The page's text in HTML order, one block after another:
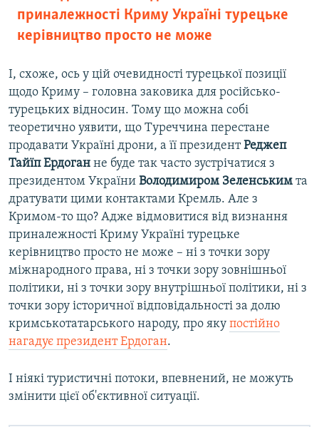
приналежності Криму Україні турецьке
керівництво просто не може
І, схоже, ось у цій очевидності турецької позиції
щодо Криму – головна заковика для російсько-
турецьких відносин. Тому що можна собі
теоретично уявити, що Туреччина перестане
продавати Україні дрони, а її президентРеджеп
Тайїп Ердоган не буде так часто зустрічатися з
президентом України Володимиром Зеленським та
дратувати цими контактами Кремль. Але з
Кримом-то що? Адже відмовитися від визнання
приналежності Криму Україні турецьке
керівництво просто не може – ні з точки зору
міжнародного права, ні з точки зору зовнішньої
політики, ні з точки зору внутрішньої політики, ні з
точки зору історичної відповідальності за долю
кримськотатарського народу, про яку постійно
нагадує президент Ердоган.
І ніякі туристичні потоки, впевнений, не можуть
змінити цієї об'єктивної ситуації.